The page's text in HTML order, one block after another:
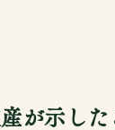
が示した